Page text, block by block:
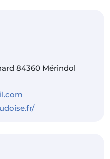
84360 Mérindol